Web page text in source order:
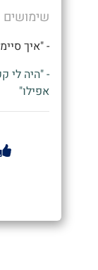
שימושים
- "איך
- "היה לי
אפילו"